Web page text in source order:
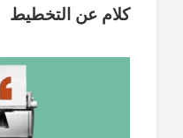
كلام عن التخطيط